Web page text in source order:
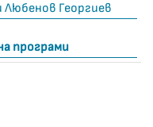
Любенов Георгиев
програми